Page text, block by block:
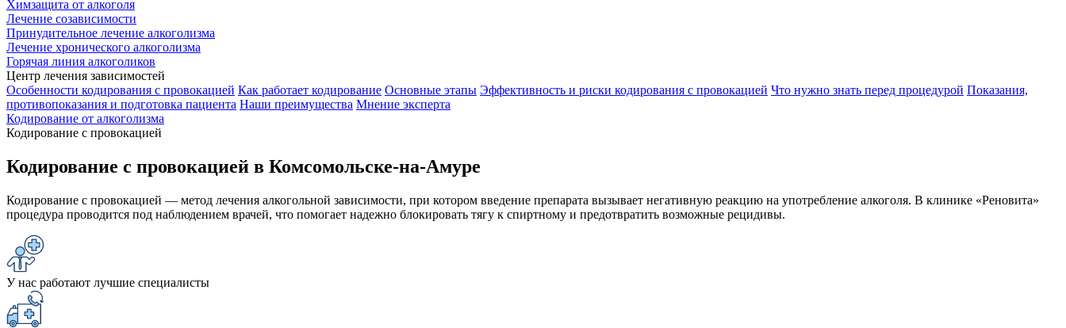
Химзащита от алкоголя
Лечение созависимости
Принудительное лечение алкоголизма
Лечение хронического алкоголизма
Горячая линия алкоголиков
Центр лечения зависимостей
Особенности кодирования с провокацией Как работает кодирование Основные этапы Эффективность и риски кодирования с провокацией Что нужно знать перед процедурой Показания,
противопоказания и подготовка пациента Наши преимущества Мнение эксперта
Кодирование от алкоголизма
Кодирование с провокацией
Кодирование с провокацией в Комсомольске-на-Амуре
Кодирование с провокацией — метод лечения алкогольной зависимости, при котором введение препарата вызывает негативную реакцию на употребление алкоголя. В клинике «Реновита»
процедура проводится под наблюдением врачей, что помогает надежно блокировать тягу к спиртному и предотвратить возможные рецидивы.
У нас работают лучшие специалисты